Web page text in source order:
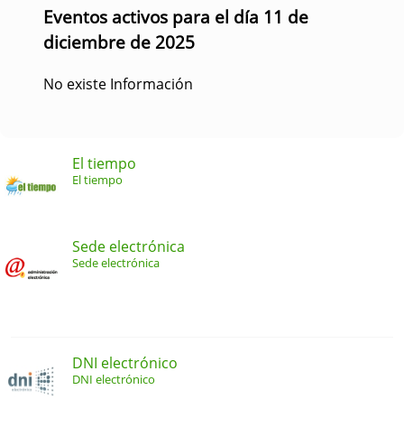
Eventos activos para el día 11 de
diciembre de 2025
No existe Información
El tiempo
El tiempo
Sede electrónica
Sede electrónica
DNI electrónico
DNI electrónico